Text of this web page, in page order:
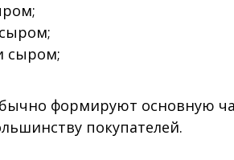
сыром;
формируют основную
покупателей.